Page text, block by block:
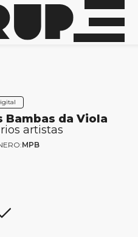
Bambas da Viola
artistas
MPB